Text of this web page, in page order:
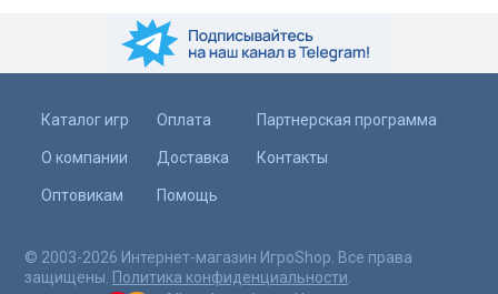
Каталог игр
О компании
Оптовикам
Оплата
Доставка
Помощь
Партнерская программа
Контакты
© 2003-2026 Интернет-магазин ИгроShop. Все права
защищены. Политика конфиденциальности